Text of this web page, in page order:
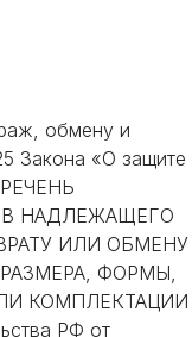
обмену и
Закона «О защите
НАДЛЕЖАЩЕГО
ИЛИ ОБМЕНУ
ФОРМЫ,
КОМПЛЕКТАЦИИ
РФ от